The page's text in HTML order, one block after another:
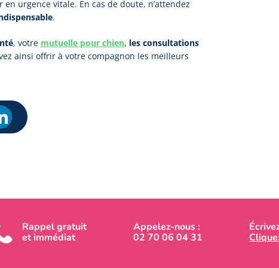
urgence vitale. En cas de doute, n’attendez
.
, votre mutuelle pour chien, les consultations
ainsi offrir à votre compagnon les meilleurs
Rappel gratuit
et immédiat
Appelez-nous :
02 70 06 04 31